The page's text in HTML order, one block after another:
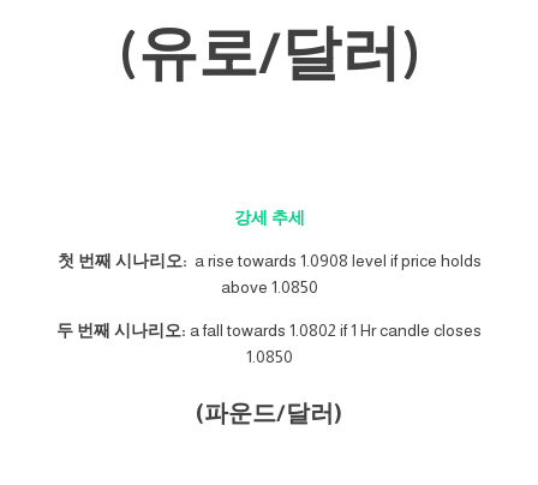
(유로/달러)
강세 추세
첫 번째 시나리오: a rise towards 1.0908 level if price holds
above 1.0850
두 번째 시나리오: a fall towards 1.0802 if 1 Hr candle closes
1.0850
(파운드/달러)